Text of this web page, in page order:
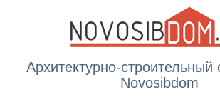
Архитектурно-строительный
Novosibdom